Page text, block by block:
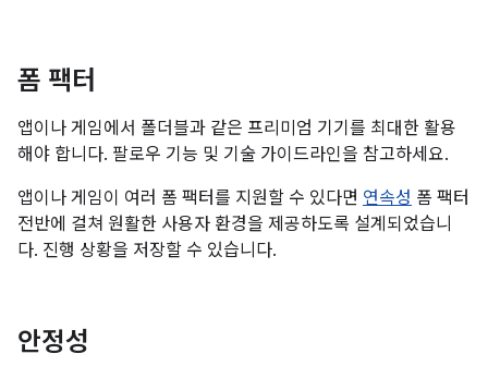
폼 팩터
앱이나 게임에서 폴더블과 같은 프리미엄 기기를 최대한 활용
해야 합니다. 팔로우 기능 및 기술 가이드라인을 참고하세요.
앱이나 게임이 여러 폼 팩터를 지원할 수 있다면 연속성 폼 팩터
전반에 걸쳐 원활한 사용자 환경을 제공하도록 설계되었습니
다. 진행 상황을 저장할 수 있습니다.
안정성